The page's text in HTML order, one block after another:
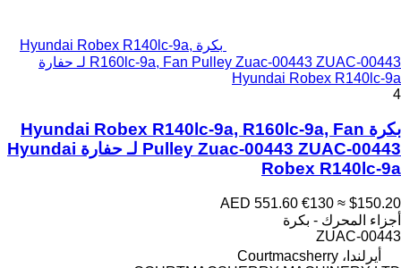
بكرة Hyundai Robex R140lc-9a,
R160lc-9a, Fan Pulley Zuac-00443 ZUAC-00443 لـ حفارة
Hyundai Robex R140lc-9a
4
بكرة Hyundai Robex R140lc-9a, R160lc-9a, Fan
Pulley Zuac-00443 ZUAC-00443 لـ حفارة Hyundai
Robex R140lc-9a
AED 551.60 €130 ≈ $150.20
أجزاء المحرك - بكرة
ZUAC-00443
أيرلندا، Courtmacsherry